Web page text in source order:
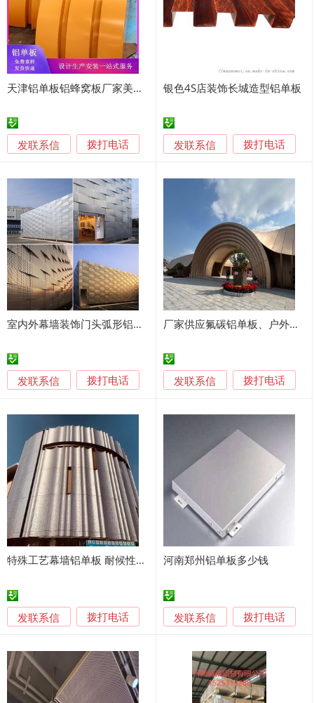
天津铝单板铝蜂窝板厂家美诺威铝业设计生产安装施工
发联系信 拨打电话
银色4S店装饰长城造型铝单板
发联系信 拨打电话
室内外幕墙装饰门头弧形铝单板浮天花吊顶镂空冲穿孔
发联系信 拨打电话
厂家供应氟碳铝单板、户外氟碳铝单板、铝单板幕墙定制
发联系信 拨打电话
特殊工艺幕墙铝单板 耐候性强 要求
发联系信 拨打电话
河南郑州铝单板多少钱
发联系信 拨打电话